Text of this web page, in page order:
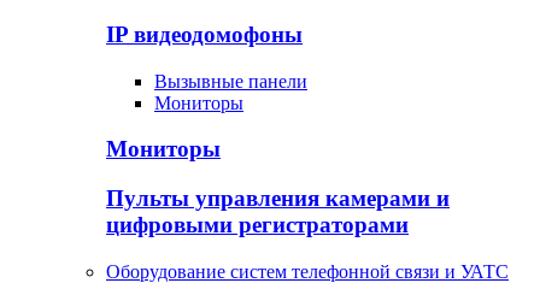
IP видеодомофоны
Вызывные панели
Мониторы
Мониторы
Пульты управления камерами и
цифровыми регистраторами
Оборудование систем телефонной связи и УАТС